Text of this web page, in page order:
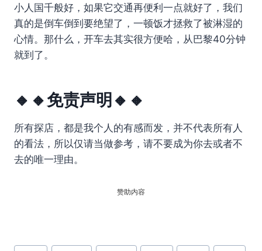
小人国千般好，如果它交通再便利一点就好了，我们
真的是倒车倒到要绝望了，一顿饭才拯救了被淋湿的
心情。那什么，开车去其实很方便哈，从巴黎40分钟
就到了。
🔸🔸免责声明🔸🔸
所有探店，都是我个人的有感而发，并不代表所有人
的看法，所以仅请当做参考，请不要成为你去或者不
去的唯一理由。
赞助内容
文